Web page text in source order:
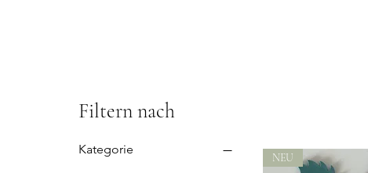
Filtern nach
Kategorie
NEU